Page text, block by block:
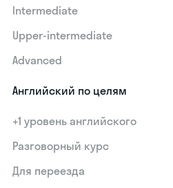
Intermediate
Upper-intermediate
Advanced
Английский по целям
+1 уровень английского
Разговорный курс
Для переезда